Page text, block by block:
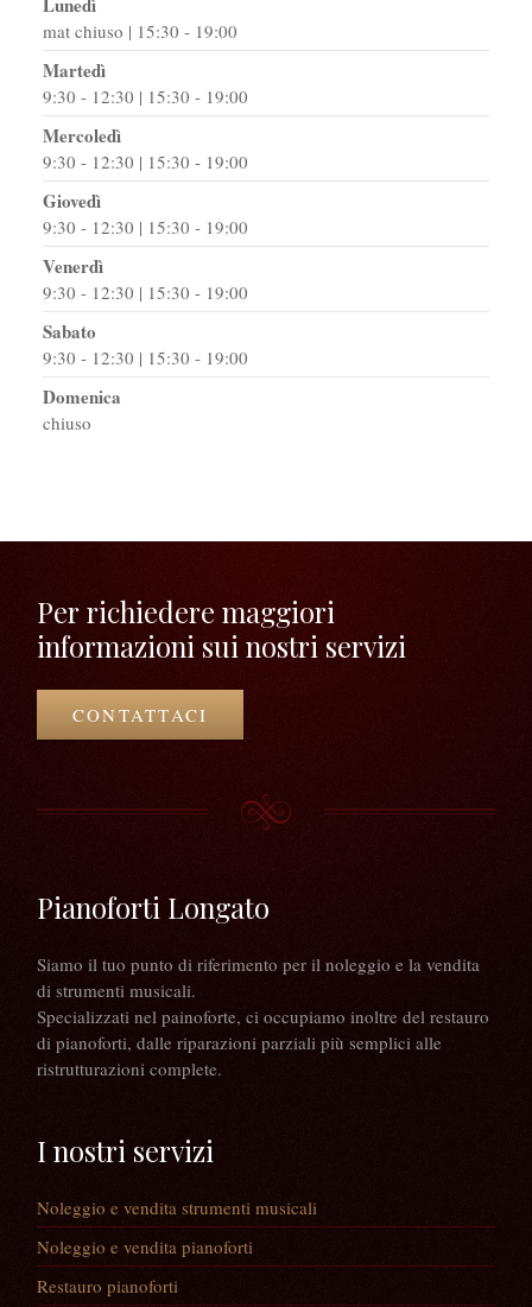
Lunedì
mat chiuso | 15:30 - 19:00
Martedì
9:30 - 12:30 | 15:30 - 19:00
Mercoledì
9:30 - 12:30 | 15:30 - 19:00
Giovedì
9:30 - 12:30 | 15:30 - 19:00
Venerdì
9:30 - 12:30 | 15:30 - 19:00
Sabato
9:30 - 12:30 | 15:30 - 19:00
Domenica
chiuso
Per richiedere maggiori
informazioni sui nostri servizi
CONTATTACI
Pianoforti Longato
Siamo il tuo punto di riferimento per il noleggio e la vendita
di strumenti musicali.
Specializzati nel painoforte, ci occupiamo inoltre del restauro
di pianoforti, dalle riparazioni parziali più semplici alle
ristrutturazioni complete.
I nostri servizi
Noleggio e vendita strumenti musicali
Noleggio e vendita pianoforti
Restauro pianoforti